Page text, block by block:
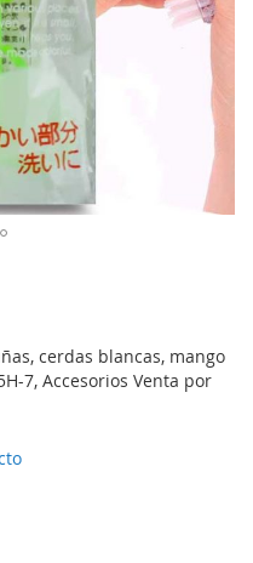
cerdas blancas, mango
7, Accesorios Venta por